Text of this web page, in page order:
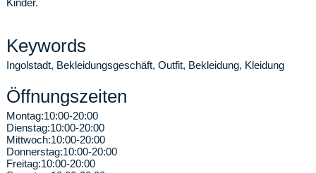
Kinder.
Keywords
Ingolstadt, Bekleidungsgeschäft, Outfit, Bekleidung, Kleidung
Öffnungszeiten
Montag:10:00-20:00
Dienstag:10:00-20:00
Mittwoch:10:00-20:00
Donnerstag:10:00-20:00
Freitag:10:00-20:00